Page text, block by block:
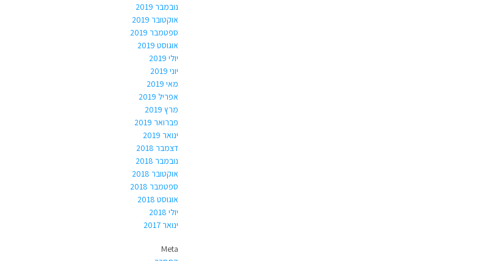
נובמבר 2019
אוקטובר 2019
ספטמבר 2019
אוגוסט 2019
יולי 2019
יוני 2019
מאי 2019
אפריל 2019
מרץ 2019
פברואר 2019
ינואר 2019
דצמבר 2018
נובמבר 2018
אוקטובר 2018
ספטמבר 2018
אוגוסט 2018
יולי 2018
ינואר 2017
Meta